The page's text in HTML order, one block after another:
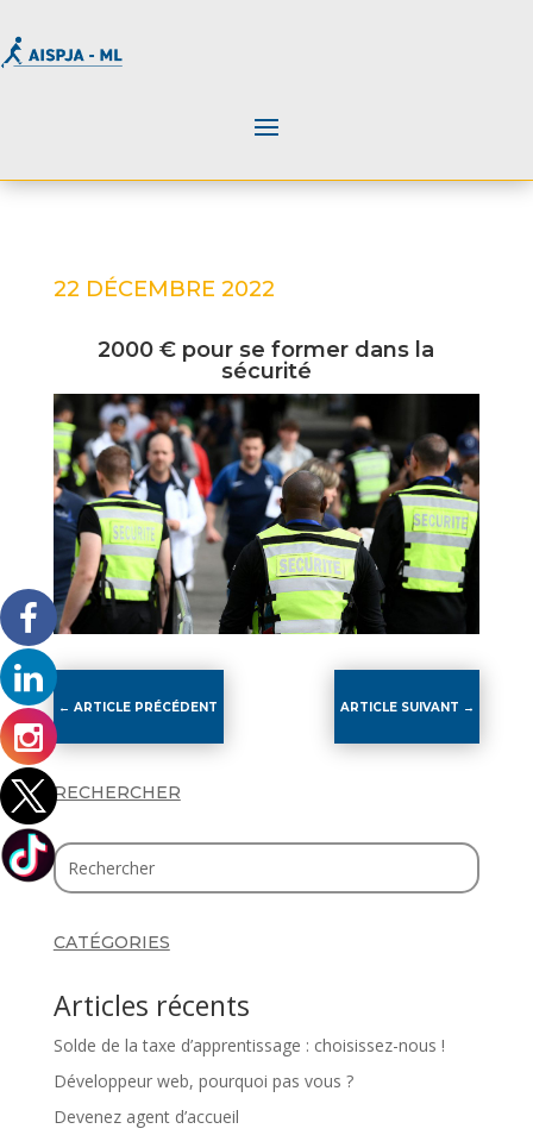
22 DÉCEMBRE 2022
2000 € pour se former dans la
sécurité
←ARTICLE PRÉCÉDENT ARTICLE SUIVANT →
RECHERCHER
CATÉGORIES
Articles récents
Solde de la taxe d’apprentissage : choisissez-nous !
Développeur web, pourquoi pas vous ?
Devenez agent d’accueil